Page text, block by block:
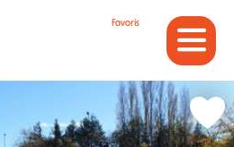
Favoris